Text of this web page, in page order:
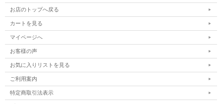
お店のトップへ戻る
カートを見る
マイページへ
お客様の声
お気に入りリストを見る
ご利用案内
特定商取引法表示